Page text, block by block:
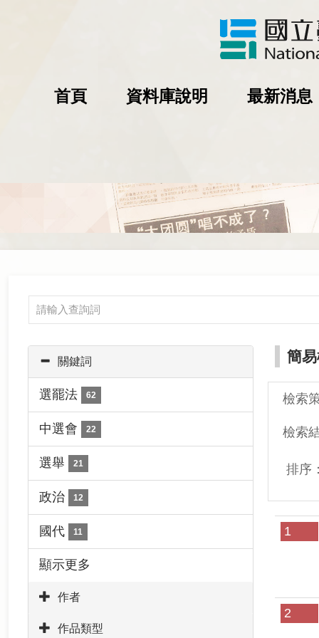
首頁 資料庫說明 最新消息
簡
檢索
檢索
排序：
1
2
關鍵詞
選罷法 62
中選會 22
選舉 21
政治 12
國代 11
顯示更多
作者
作品類型